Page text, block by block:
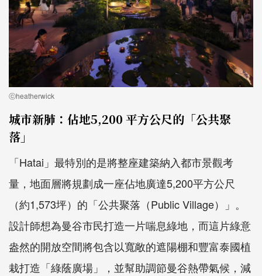
ⓒheatherwick
城市新肺：佔地5,200 平方公尺的「公共聚
落」
「Hatai」最特別的是將整座建築納入都市景觀考
量，地面層將規劃成一座佔地廣達5,200平方公尺
（約1,573坪）的「公共聚落（Public Village）」。
設計師想為曼谷市民打造一片喘息綠地，而這片綠意
盎然的開放空間將包含以寬敞的遮陽棚和豐富泰國植
栽打造「綠蔭廣場」，並幫助調節曼谷熱帶氣候，減